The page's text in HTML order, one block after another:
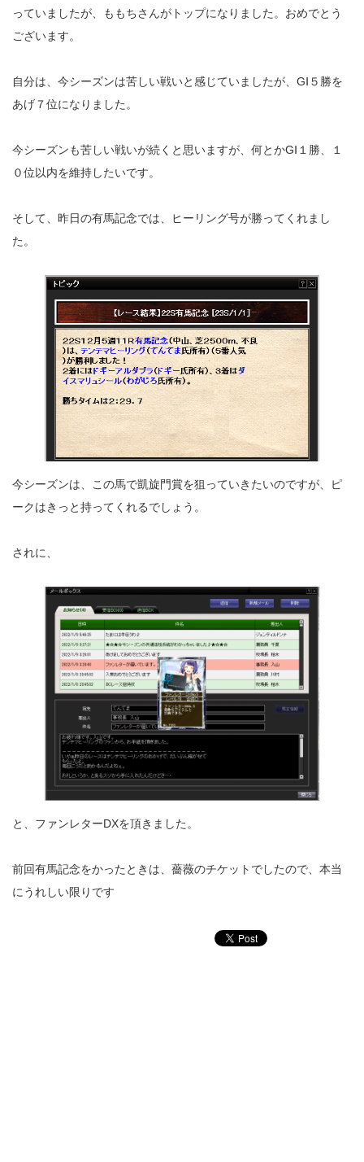
っていましたが、ももちさんがトップになりました。おめでとう
ございます。
自分は、今シーズンは苦しい戦いと感じていましたが、GⅠ５勝を
あげ７位になりました。
今シーズンも苦しい戦いが続くと思いますが、何とかGⅠ１勝、１
０位以内を維持したいです。
そして、昨日の有馬記念では、ヒーリング号が勝ってくれまし
た。
今シーズンは、この馬で凱旋門賞を狙っていきたいのですが、ピ
ークはきっと持ってくれるでしょう。
されに、
と、ファンレターDXを頂きました。
前回有馬記念をかったときは、薔薇のチケットでしたので、本当
にうれしい限りです